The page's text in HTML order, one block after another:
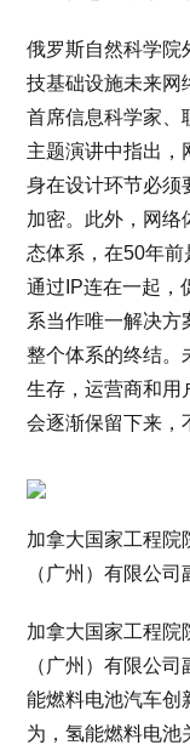
俄罗斯自然科学院
技基础设施未来网
首席信息科学家、
主题演讲中指出，
身在设计环节必须
加密。此外，网络
态体系，在50年
通过IP连在一起，
系当作唯一解决方
整个体系的终结。
生存，运营商和用
会逐渐保留下来，
加拿大国家工程院
（广州）有限公
加拿大国家工程院
（广州）有限公
能燃料电池汽车创
为，氢能燃料电池